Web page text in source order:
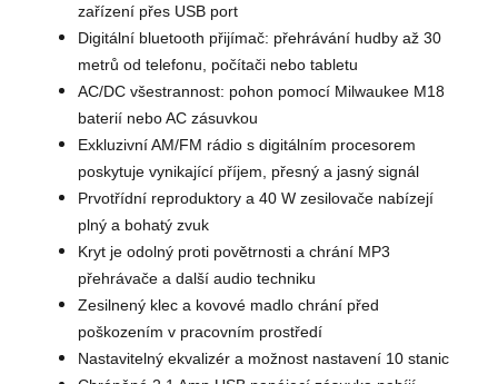
zařízení přes USB port
Digitální bluetooth přijímač: přehrávání hudby až 30
metrů od telefonu, počítači nebo tabletu
AC/DC všestrannost: pohon pomocí Milwaukee M18
baterií nebo AC zásuvkou
Exkluzivní AM/FM rádio s digitálním procesorem
poskytuje vynikající příjem, přesný a jasný signál
Prvotřídní reproduktory a 40 W zesilovače nabízejí
plný a bohatý zvuk
Kryt je odolný proti povětrnosti a chrání MP3
přehrávače a další audio techniku
Zesilnený klec a kovové madlo chrání před
poškozením v pracovním prostředí
Nastavitelný ekvalizér a možnost nastavení 10 stanic